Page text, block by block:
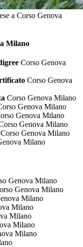
a Corso Genova
Milano
Corso Genova
Corso Genova
Corso Genova Milano
Genova Milano
Genova Milano
Genova Milano
Corso Genova Milano
Milano
Genova Milano
Genova Milano
Milano
Milano
Milano
Milano
Milano